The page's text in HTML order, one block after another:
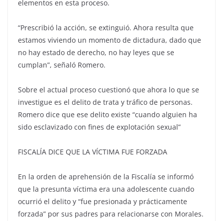
elementos en esta proceso.
“Prescribió la acción, se extinguió. Ahora resulta que
estamos viviendo un momento de dictadura, dado que
no hay estado de derecho, no hay leyes que se
cumplan”, señaló Romero.
Sobre el actual proceso cuestionó que ahora lo que se
investigue es el delito de trata y tráfico de personas.
Romero dice que ese delito existe “cuando alguien ha
sido esclavizado con fines de explotación sexual”
FISCALÍA DICE QUE LA VÍCTIMA FUE FORZADA
En la orden de aprehensión de la Fiscalía se informó
que la presunta víctima era una adolescente cuando
ocurrió el delito y “fue presionada y prácticamente
forzada” por sus padres para relacionarse con Morales.